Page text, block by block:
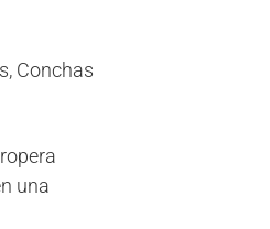
Conchas
una